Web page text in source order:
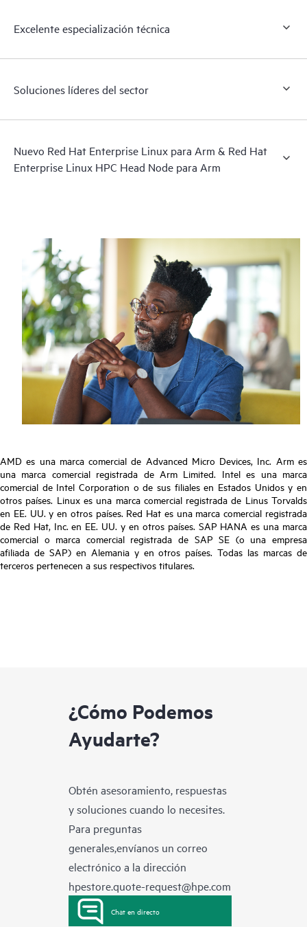
Excelente especialización técnica
Soluciones líderes del sector
Nuevo Red Hat Enterprise Linux para Arm & Red Hat
Enterprise Linux HPC Head Node para Arm
AMD es una marca comercial de Advanced Micro Devices, Inc. Arm es
una marca comercial registrada de Arm Limited. Intel es una marca
comercial de Intel Corporation o de sus filiales en Estados Unidos y en
otros países. Linux es una marca comercial registrada de Linus Torvalds
en EE. UU. y en otros países. Red Hat es una marca comercial registrada
de Red Hat, Inc. en EE. UU. y en otros países. SAP HANA es una marca
comercial o marca comercial registrada de SAP SE (o una empresa
afiliada de SAP) en Alemania y en otros países. Todas las marcas de
terceros pertenecen a sus respectivos titulares.
¿Cómo Podemos
Ayudarte?
Obtén asesoramiento, respuestas
y soluciones cuando lo necesites.
Para preguntas
generales,envíanos un correo
electrónico a la dirección
hpestore.quote-request@hpe.com
Chat en directo